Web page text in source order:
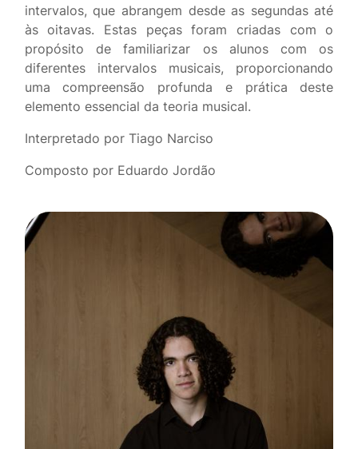
intervalos, que abrangem desde as segundas até
às oitavas. Estas peças foram criadas com o
propósito de familiarizar os alunos com os
diferentes intervalos musicais, proporcionando
uma compreensão profunda e prática deste
elemento essencial da teoria musical.
Interpretado por Tiago Narciso
Composto porEduardo Jordão